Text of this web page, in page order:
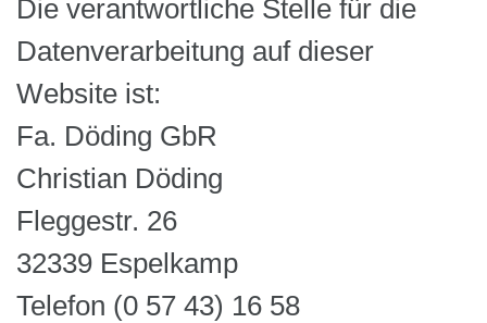
Die verantwortliche Stelle für die
Datenverarbeitung auf dieser
Website ist:
Fa. Döding GbR
Christian Döding
Fleggestr. 26
32339 Espelkamp
Telefon (0 57 43) 16 58